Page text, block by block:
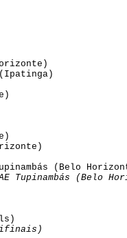
(Ipatinga)
(Belo
Tupinambás (Belo